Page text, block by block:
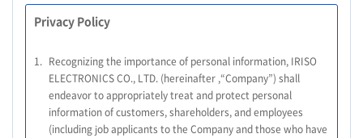
Privacy Policy
1. Recognizing the importance of personal information, IRISO
ELECTRONICS CO., LTD. (hereinafter ,“Company”) shall
endeavor to appropriately treat and protect personal
information of customers, shareholders, and employees
(including job applicants to the Company and those who have